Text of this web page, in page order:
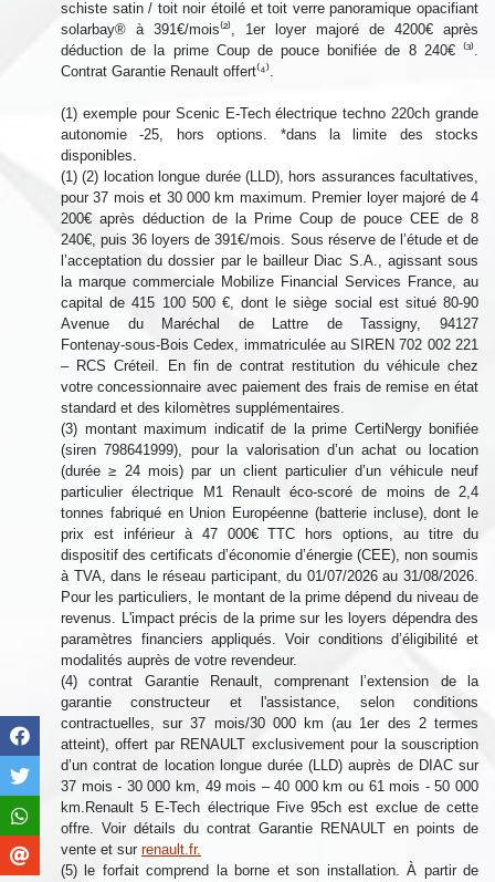
schiste satin / toit noir étoilé et toit verre panoramique opacifiant
solarbay® à 391€/mois⁽²⁾, 1er loyer majoré de 4200€ après
déduction de la prime Coup de pouce bonifiée de 8 240€ ⁽³⁾.
Contrat Garantie Renault offert⁽⁴⁾.
(1) exemple pour Scenic E-Tech électrique techno 220ch grande
autonomie -25, hors options. *dans la limite des stocks
disponibles.
(1) (2) location longue durée (LLD), hors assurances facultatives,
pour 37 mois et 30 000 km maximum. Premier loyer majoré de 4
200€ après déduction de la Prime Coup de pouce CEE de 8
240€, puis 36 loyers de 391€/mois. Sous réserve de l’étude et de
l’acceptation du dossier par le bailleur Diac S.A., agissant sous
la marque commerciale Mobilize Financial Services France, au
capital de 415 100 500 €, dont le siège social est situé 80‑90
Avenue du Maréchal de Lattre de Tassigny, 94127
Fontenay‑sous‑Bois Cedex, immatriculée au SIREN 702 002 221
– RCS Créteil. En fin de contrat restitution du véhicule chez
votre concessionnaire avec paiement des frais de remise en état
standard et des kilomètres supplémentaires.
(3) montant maximum indicatif de la prime CertiNergy bonifiée
(siren 798641999), pour la valorisation d’un achat ou location
(durée ≥ 24 mois) par un client particulier d’un véhicule neuf
particulier électrique M1 Renault éco-scoré de moins de 2,4
tonnes fabriqué en Union Européenne (batterie incluse), dont le
prix est inférieur à 47 000€ TTC hors options, au titre du
dispositif des certificats d’économie d’énergie (CEE), non soumis
à TVA, dans le réseau participant, du 01/07/2026 au 31/08/2026.
Pour les particuliers, le montant de la prime dépend du niveau de
revenus. L'impact précis de la prime sur les loyers dépendra des
paramètres financiers appliqués. Voir conditions d’éligibilité et
modalités auprès de votre revendeur.
(4) contrat Garantie Renault, comprenant l’extension de la
garantie constructeur et l'assistance, selon conditions
contractuelles, sur 37 mois/30 000 km (au 1er des 2 termes
atteint), offert par RENAULT exclusivement pour la souscription
d’un contrat de location longue durée (LLD) auprès de DIAC sur
37 mois - 30 000 km, 49 mois – 40 000 km ou 61 mois - 50 000
km.Renault 5 E-Tech électrique Five 95ch est exclue de cette
offre. Voir détails du contrat Garantie RENAULT en points de
vente et sur renault.fr.
(5) le forfait comprend la borne et son installation. À partir de